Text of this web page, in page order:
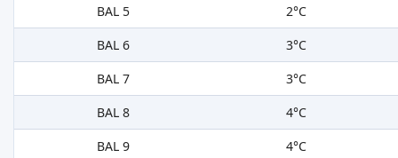
BAL 5
2°C
BAL 6
3°C
BAL 7
3°C
BAL 8
4°C
BAL 9
4°C